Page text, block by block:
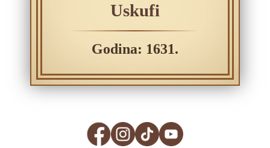
Uskufi
Godina: 1631.